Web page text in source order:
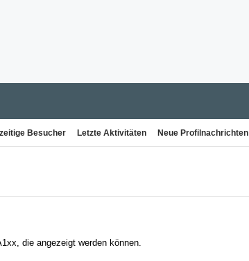
Besucher Letzte Aktivitäten Neue Profilnachrichten
die angezeigt werden können.